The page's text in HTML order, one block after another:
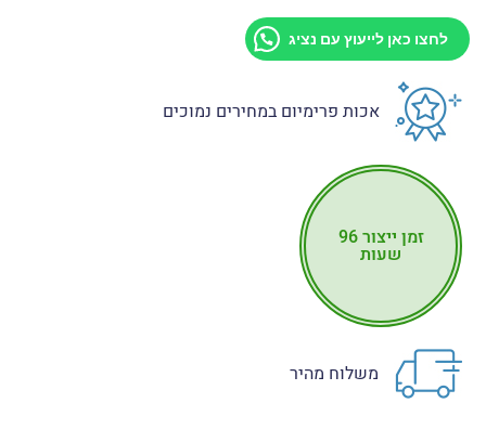
לחצו כאן לייעוץ עם נציג
אכות פרימיום במחירים נמוכים
זמן ייצור 96
שעות
משלוח מהיר